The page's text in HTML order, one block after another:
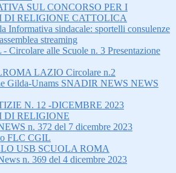
SUL CONCORSO PER I
DI RELIGIONE CATTOLICA
Informativa sindacale: sportelli consulenze
streaming
Circolare alle Scuole n. 3 Presentazione
LAZIO Circolare n.2
Gilda-Unams SNADIR NEWS NEWS
N. 12 -DICEMBRE 2023
DI RELIGIONE
n. 372 del 7 dicembre 2023
FLC CGIL
USB SCUOLA ROMA
n. 369 del 4 dicembre 2023